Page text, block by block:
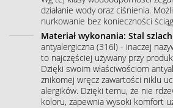
działanie wody oraz ciśnienia.
nurkowanie bez konieczności
Materiał wykonania: Stal
antyalergiczna (316l) - inaczej
to najczęściej używany przy
Dzięki swoim właściwościom
znikomej wręcz zawartości niklu
alergików. Dzięki temu, że nie
koloru, zapewnia wysoki komfort